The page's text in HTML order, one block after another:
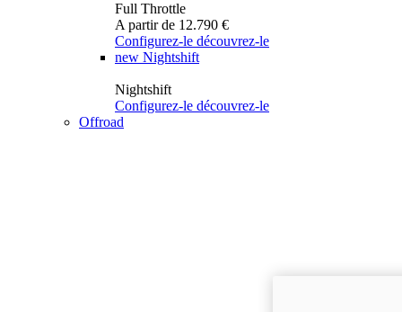
Full Throttle
A partir de 12.790 €
Configurez-le découvrez-le
new Nightshift
Nightshift
Configurez-le découvrez-le
Offroad